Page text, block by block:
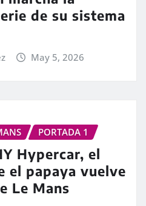
de su sistema
May 5, 2026
PORTADA 1
Hypercar, el
el papaya vuelve
Le Mans